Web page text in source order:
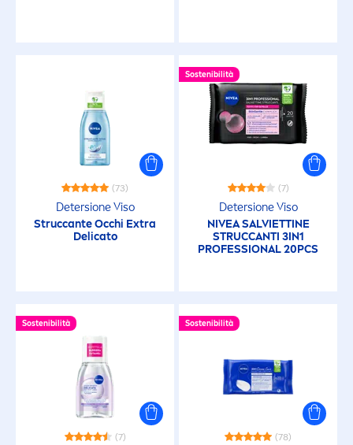
(73)
Detersione Viso
Struccante Occhi Extra
Delicato
Sostenibilità
(7)
Detersione Viso
NIVEASALVIETTINE
STRUCCANTI 3IN1
PROFESSIONAL 20PCS
Sostenibilità
(7)
Sostenibilità
(78)